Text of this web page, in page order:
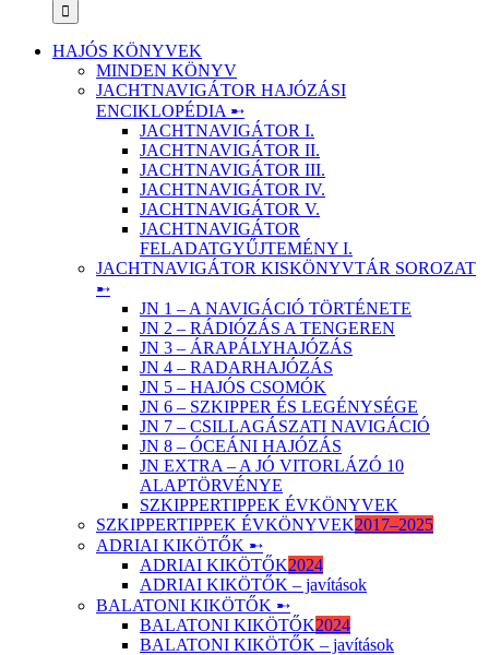
HAJÓS KÖNYVEK
MINDEN KÖNYV
JACHTNAVIGÁTOR HAJÓZÁSI
ENCIKLOPÉDIA ➸
JACHTNAVIGÁTOR I.
JACHTNAVIGÁTOR II.
JACHTNAVIGÁTOR III.
JACHTNAVIGÁTOR IV.
JACHTNAVIGÁTOR V.
JACHTNAVIGÁTOR
FELADATGYŰJTEMÉNY I.
JACHTNAVIGÁTOR KISKÖNYVTÁR SOROZAT
➸
JN 1 – A NAVIGÁCIÓ TÖRTÉNETE
JN 2 – RÁDIÓZÁS A TENGEREN
JN 3 – ÁRAPÁLYHAJÓZÁS
JN 4 – RADARHAJÓZÁS
JN 5 – HAJÓS CSOMÓK
JN 6 – SZKIPPER ÉS LEGÉNYSÉGE
JN 7 – CSILLAGÁSZATI NAVIGÁCIÓ
JN 8 – ÓCEÁNI HAJÓZÁS
JN EXTRA – A JÓ VITORLÁZÓ 10
ALAPTÖRVÉNYE
SZKIPPERTIPPEK ÉVKÖNYVEK
SZKIPPERTIPPEK ÉVKÖNYVEK2017–2025
ADRIAI KIKÖTŐK ➸
ADRIAI KIKÖTŐK2024
ADRIAI KIKÖTŐK – javítások
BALATONI KIKÖTŐK ➸
BALATONI KIKÖTŐK2024
BALATONI KIKÖTŐK – javítások